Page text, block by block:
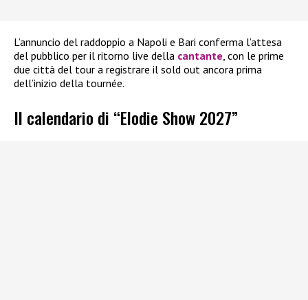
L’annuncio del raddoppio a Napoli e Bari conferma l’attesa
del pubblico per il ritorno live della cantante , con le prime
due città del tour a registrare il sold out ancora prima
dell’inizio della tournée.
Il calendario di “Elodie Show 2027”